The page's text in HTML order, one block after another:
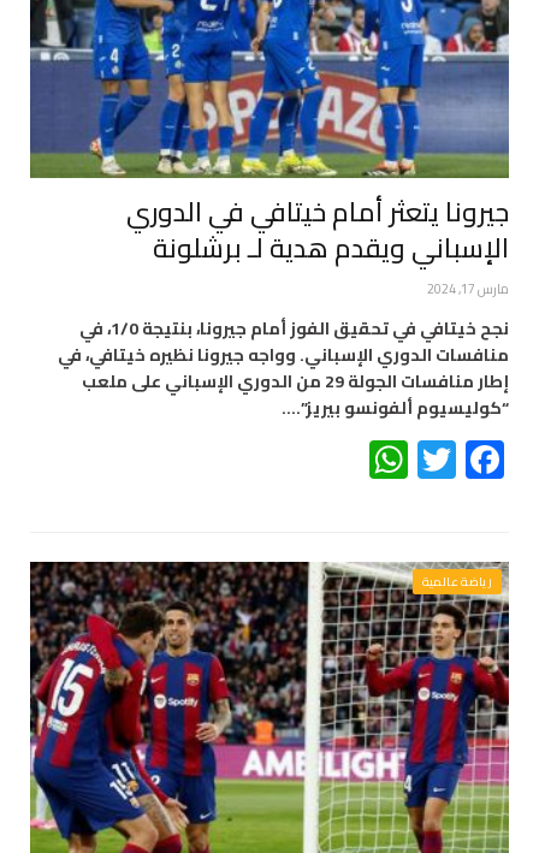
جيرونا يتعثر أمام خيتافي في الدوري
الإسباني ويقدم هدية لـ برشلونة
مارس 17, 2024
نجح خيتافي في تحقيق الفوز أمام جيرونا، بنتيجة 1/0، في
منافسات الدوري الإسباني. وواجه جيرونا نظيره خيتافي، في
إطار منافسات الجولة 29 من الدوري الإسباني على ملعب
“كوليسيوم ألفونسو بيريز”.…
Facebook
Twitter
رياضة عالمية